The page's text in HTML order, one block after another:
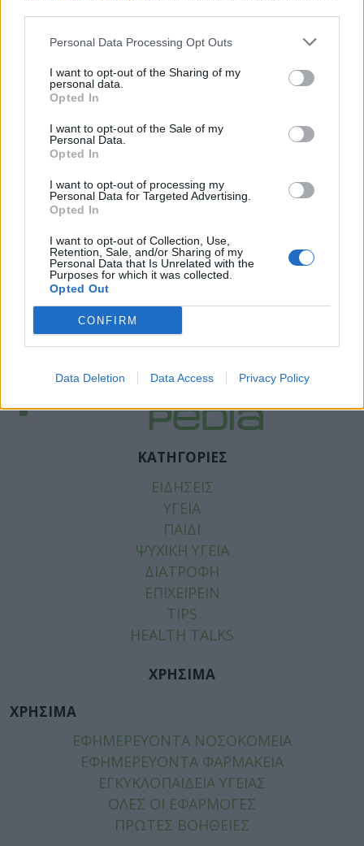
Personal Data Processing Opt Outs
I want to opt-out of the Sharing of my
personal data.
Opted In
I want to opt-out of the Sale of my
Personal Data.
Opted In
I want to opt-out of processing my
Personal Data for Targeted Advertising.
Opted In
I want to opt-out of Collection, Use,
Retention, Sale, and/or Sharing of my
Personal Data that Is Unrelated with the
Purposes for which it was collected.
Opted Out
CONFIRM
Data Deletion Data Access Privacy Policy
Facebook
Twitter
Tags:ΕΥΡΩΠΑΙΚΕΣ ΦΑΡΜΑΚΟΒΙΟΜΗΧΑΝΙΕΣ,
ΚΑΤΗΓΟΡΙΕΣ
ΕΙΔΗΣΕΙΣ
ΥΓΕΙΑ
ΠΑΙΔΙ
ΨΥΧΙΚΗ ΥΓΕΙΑ
ΔΙΑΤΡΟΦΗ
ΕΠΙΧΕΙΡΕΙΝ
TIPS
HEALTH TALKS
ΧΡΗΣΙΜΑ
ΧΡΗΣΙΜΑ
ΕΦΗΜΕΡΕΥΟΝΤΑ ΝΟΣΟΚΟΜΕΙΑ
ΕΦΗΜΕΡΕΥΟΝΤΑ ΦΑΡΜΑΚΕΙΑ
ΕΓΚΥΚΛΟΠΑΙΔΕΙΑ ΥΓΕΙΑΣ
ΟΛΕΣ ΟΙ ΕΦΑΡΜΟΓΕΣ
ΠΡΩΤΕΣ ΒΟΗΘΕΙΕΣ